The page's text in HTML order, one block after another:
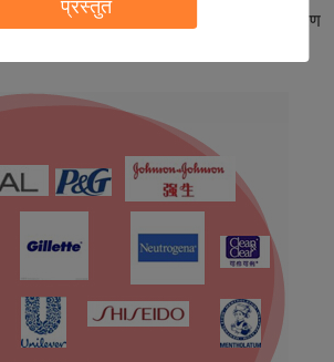
प्रस्तुत
और पैकिंग प्रक्रियाओं को संभालने में हर विवरण